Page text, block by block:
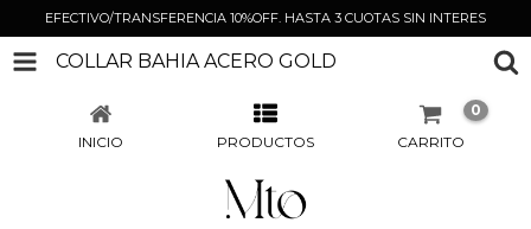
EFECTIVO/TRANSFERENCIA 10%OFF. HASTA 3 CUOTAS SIN INTERES
COLLAR BAHIA ACERO GOLD
INICIO PRODUCTOS CARRITO
0